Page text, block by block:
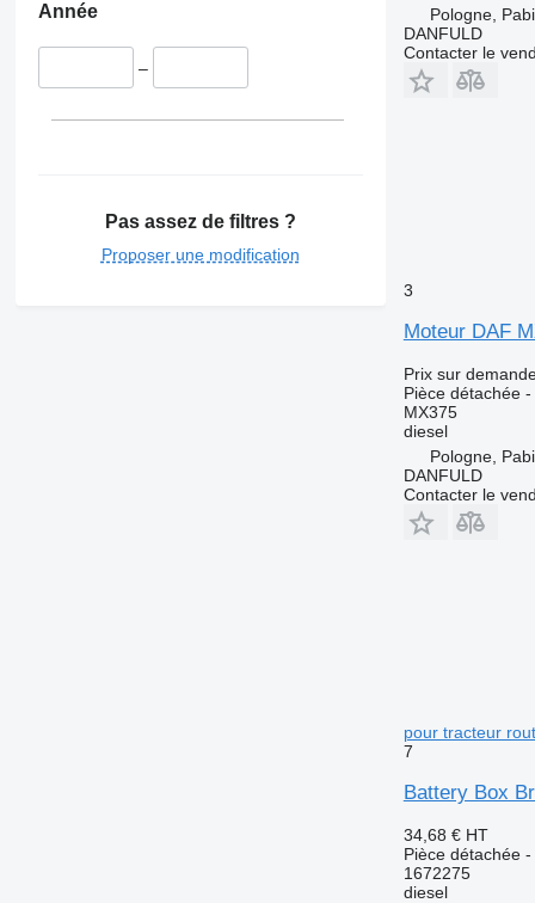
Année
–
Pas assez de filtres ?
Proposer une modification
Pologne,
DANFULD
Contacter le
3
Moteur DAF
Prix sur
Pièce détachée
MX375
diesel
Pologne,
DANFULD
Contacter le
pour tracteur
7
Battery Box
34,68 € HT
Pièce détachée
1672275
diesel